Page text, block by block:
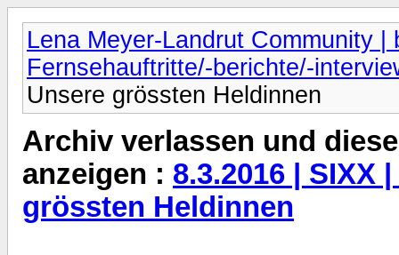
Lena Meyer-Landrut Community |
Fernsehauftritte/-berichte/-
Unsere grössten Heldinnen
Archiv verlassen und
anzeigen : 8.3.2016 | SIXX
grössten Heldinnen